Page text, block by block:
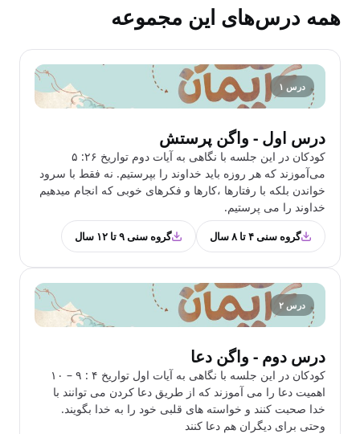
همه درس‌های این مجموعه
درس ۱
درس اول - واگن پرستش
کودکان در این جلسه با نگاهی به آیات دوم تواریخ ۲۶: ۵
می‌آموزند که هر روزه باید خداوند را بپرستیم. نه فقط با سرود
خواندن بلکه با رفتارها ،کارها و فکرهای خوبی که انجام میدهیم
خداوند را می پرستیم.
گروه سنی ۴ تا ۸ سال گروه سنی ۹ تا ۱۲ سال
درس ۲
درس دوم - واگن دعا
کودکان در این جلسه با نگاهی به آیات اول تواریخ ۴ : ۹ – ۱۰
اهمیت دعا را می آموزند که از طریق دعا کردن می توانند با
خدا صحبت کنند و خواسته های قلبی خود را به خدا بگویند.
وحتی برای دیگران هم دعا کنند